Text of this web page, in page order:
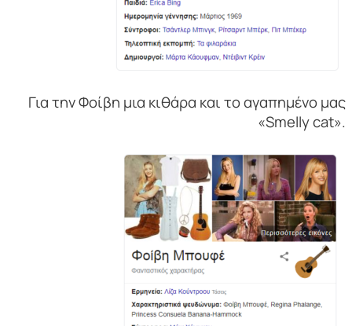
Για την Φοίβη μια κιθάρα και το αγαπημένο μας
«Smelly cat».